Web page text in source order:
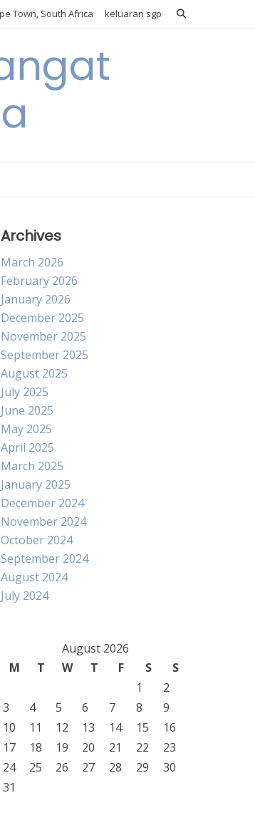
Town, South Africa keluaran sgp
Archives
March 2026
February 2026
January 2026
December 2025
November 2025
September 2025
August 2025
July 2025
June 2025
May 2025
April 2025
March 2025
January 2025
December 2024
November 2024
October 2024
September 2024
August 2024
July 2024
August 2026
M
T W T F S
S
1
2
3
4 5 6 7 8
9
10
11 12 13 14 15
16
17
18 19 20 21 22
23
24
25 26 27 28 29
30
31